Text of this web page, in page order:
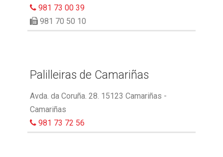
981 73 00 39
981 70 50 10
Palilleiras de Camariñas
Avda. da Coruña. 28. 15123 Camariñas -
Camariñas
981 73 72 56